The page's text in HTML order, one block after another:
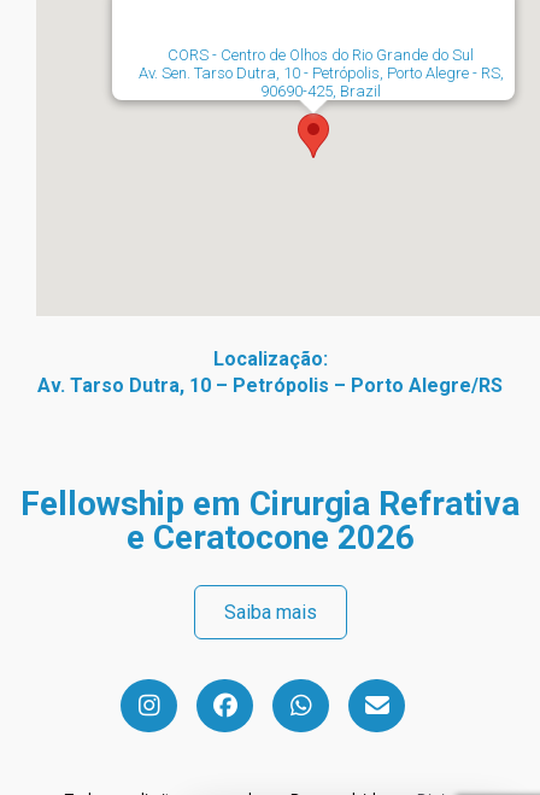
CORS - Centro de Olhos do Rio Grande do Sul
Av. Sen. Tarso Dutra, 10 - Petrópolis, Porto Alegre - RS,
90690-425, Brazil
Localização:
Av. Tarso Dutra, 10 – Petrópolis – Porto Alegre/RS
Fellowship em Cirurgia Refrativa
e Ceratocone 2026
Saiba mais